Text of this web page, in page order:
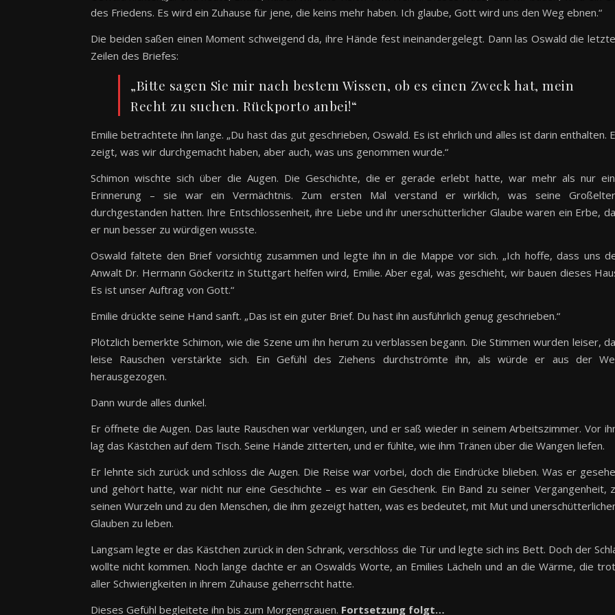
des Friedens. Es wird ein Zuhause für jene, die keins mehr haben. Ich glaube, Gott wird uns den Weg ebnen.“
Die beiden saßen einen Moment schweigend da, ihre Hände fest ineinandergelegt. Dann las Oswald die
Zeilen des Briefes:
„Bitte sagen Sie mir nach bestem Wissen, ob es einen Zweck hat, mein
Recht zu suchen. Rückporto anbei!“
Emilie betrachtete ihn lange. „Du hast das gut geschrieben, Oswald. Es ist ehrlich und alles ist darin enthalten.
zeigt, was wir durchgemacht haben, aber auch, was uns genommen wurde.“
Schimon wischte sich über die Augen. Die Geschichte, die er gerade erlebt hatte, war mehr als nur
Erinnerung – sie war ein Vermächtnis. Zum ersten Mal verstand er wirklich, was seine
durchgestanden hatten. Ihre Entschlossenheit, ihre Liebe und ihr unerschütterlicher Glaube waren ein Erbe,
er nun besser zu würdigen wusste.
Oswald faltete den Brief vorsichtig zusammen und legte ihn in die Mappe vor sich. „Ich hoffe, dass uns
Anwalt Dr. Hermann Göckeritz in Stuttgart helfen wird, Emilie. Aber egal, was geschieht, wir bauen dieses
Es ist unser Auftrag von Gott.“
Emilie drückte seine Hand sanft. „Das ist ein guter Brief. Du hast ihn ausführlich genug geschrieben.“
Plötzlich bemerkte Schimon, wie die Szene um ihn herum zu verblassen begann. Die Stimmen wurden leiser,
leise Rauschen verstärkte sich. Ein Gefühl des Ziehens durchströmte ihn, als würde er aus der
herausgezogen.
Dann wurde alles dunkel.
Er öffnete die Augen. Das laute Rauschen war verklungen, und er saß wieder in seinem Arbeitszimmer. Vor
lag das Kästchen auf dem Tisch. Seine Hände zitterten, und er fühlte, wie ihm Tränen über die Wangen liefen.
Er lehnte sich zurück und schloss die Augen. Die Reise war vorbei, doch die Eindrücke blieben. Was er
und gehört hatte, war nicht nur eine Geschichte – es war ein Geschenk. Ein Band zu seiner Vergangenheit,
seinen Wurzeln und zu den Menschen, die ihm gezeigt hatten, was es bedeutet, mit Mut und
Glauben zu leben.
Langsam legte er das Kästchen zurück in den Schrank, verschloss die Tür und legte sich ins Bett. Doch der
wollte nicht kommen. Noch lange dachte er an Oswalds Worte, an Emilies Lächeln und an die Wärme, die
aller Schwierigkeiten in ihrem Zuhause geherrscht hatte.
Dieses Gefühl begleitete ihn bis zum Morgengrauen. Fortsetzung folgt…